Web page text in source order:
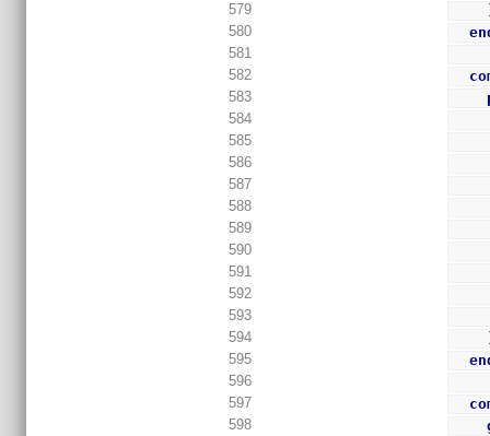
579
580
581
582
583
584
585
586
587
588
589
590
591
592
593
594
595
596
597
598